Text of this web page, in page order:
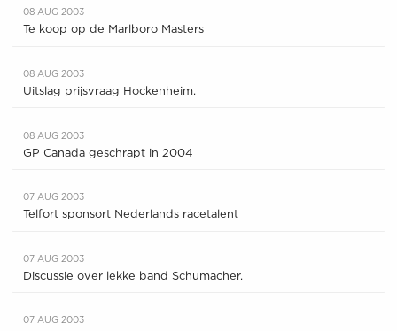
08 AUG 2003
Te koop op de Marlboro Masters
08 AUG 2003
Uitslag prijsvraag Hockenheim.
08 AUG 2003
GP Canada geschrapt in 2004
07 AUG 2003
Telfort sponsort Nederlands racetalent
07 AUG 2003
Discussie over lekke band Schumacher.
07 AUG 2003